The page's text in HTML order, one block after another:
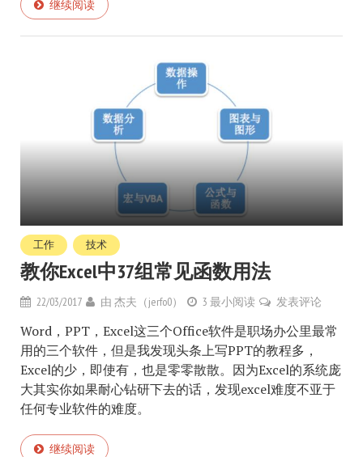
继续阅读
工作 技术
教你Excel中37组常见函数用法
22/03/2017 由 杰夫（jerfo0） 3 最小阅读 发表评论
Word，PPT，Excel这三个Office软件是职场办公里最常
用的三个软件，但是我发现头条上写PPT的教程多，
Excel的少，即使有，也是零零散散。因为Excel的系统庞
大其实你如果耐心钻研下去的话，发现excel难度不亚于
任何专业软件的难度。
继续阅读